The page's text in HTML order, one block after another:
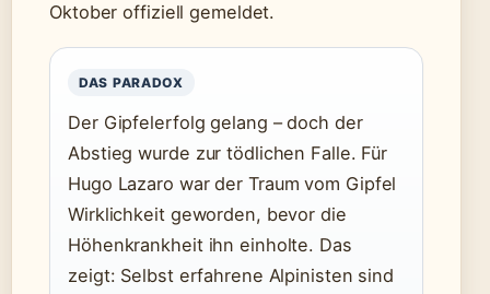
Oktober offiziell gemeldet.
DAS PARADOX
Der Gipfelerfolg gelang – doch der
Abstieg wurde zur tödlichen Falle. Für
Hugo Lazaro war der Traum vom Gipfel
Wirklichkeit geworden, bevor die
Höhenkrankheit ihn einholte. Das
zeigt: Selbst erfahrene Alpinisten sind